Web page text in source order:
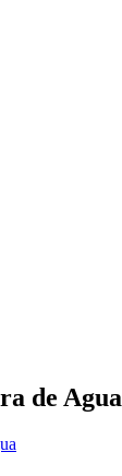
de Agua